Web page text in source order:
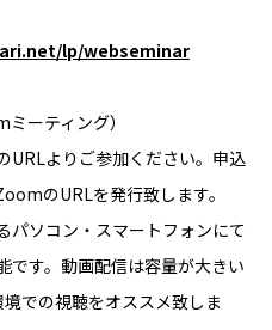
lp/webseminar
ーティング）
URLよりご参加ください。申込
のURLを発行致します。
パソコン・スマートフォンにて
です。動画配信は容量が大きい
での視聴をオススメ致しま